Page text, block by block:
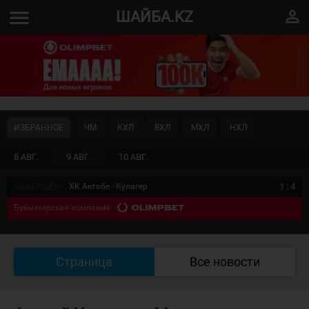
menu ШАЙБА.KZ perm_identity
8 АВГ. 9 АВГ. 10 АВГ.
ИЗБРАННОЕ ЧМ КХЛ ВХЛ МХЛ НХЛ
ХК Актобе - Кулагер 1 : 4
Букмекерская компания
Страница Все новости